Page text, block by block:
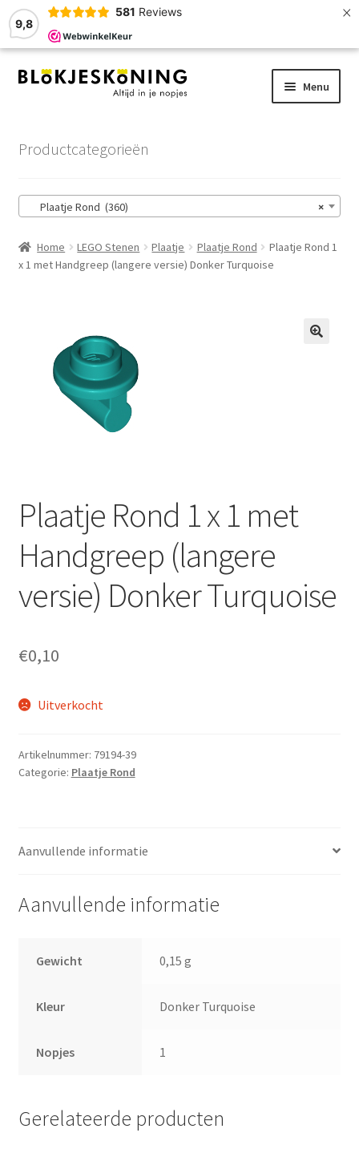
9,8
581 Reviews ×
Ga
Ga
Menu
Winkelmand
Afrekenen
Productcategorieën
×
Plaatje Rond (360)
Home LEGO Stenen Plaatje Plaatje Rond
Plaatje Rond 1
x 1 met Handgreep (langere versie) Donker Turquoise
Plaatje Rond 1 x 1 met
Handgreep (langere
versie) Donker Turquoise
€0,10
Uitverkocht
Artikelnummer: 79194-39
Categorie: Plaatje Rond
Aanvullende informatie
Aanvullende informatie
Gewicht 0,15 g
Kleur Donker Turquoise
Nopjes 1
Gerelateerde producten